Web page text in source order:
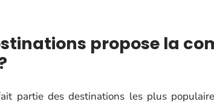
propose la
partie des destinations les plus